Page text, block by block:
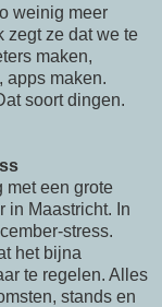
weinig meer
zegt ze dat we te
maken,
apps maken.
soort dingen.
met een grote
in Maastricht. In
stress.
het bijna
te regelen. Alles
stands en